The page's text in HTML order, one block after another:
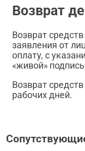
Возврат
Возврат
заявления от
оплату, с
«живой»
Возврат
рабочих дней.